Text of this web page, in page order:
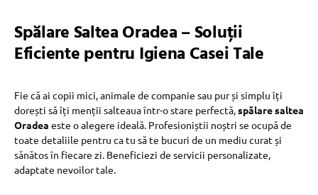
Spălare Saltea Oradea – Soluții
Eficiente pentru Igiena Casei Tale
Fie că ai copii mici, animale de companie sau pur și simplu îți
dorești să îți menții salteaua într-o stare perfectă,spălare saltea
Oradea este o alegere ideală. Profesioniștii noștri se ocupă de
toate detaliile pentru ca tu să te bucuri de un mediu curat și
sănătos în fiecare zi. Beneficiezi de servicii personalizate,
adaptate nevoilor tale.